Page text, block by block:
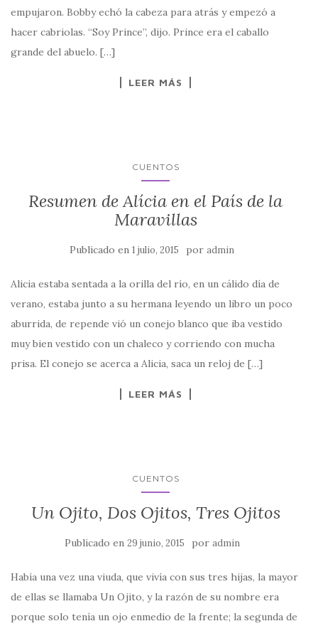
empujaron. Bobby echó la cabeza para atrás y empezó a
hacer cabriolas. “Soy Prince”, dijo. Prince era el caballo
grande del abuelo. […]
LEER MÁS
CUENTOS
Resumen de Alícia en el País de la
Maravillas
Publicado en 1 julio, 2015 por admin
Alicia estaba sentada a la orilla del río, en un cálido día de
verano, estaba junto a su hermana leyendo un libro un poco
aburrida, de repende vió un conejo blanco que iba vestido
muy bien vestido con un chaleco y corriendo con mucha
prisa. El conejo se acerca a Alicia, saca un reloj de […]
LEER MÁS
CUENTOS
Un Ojito, Dos Ojitos, Tres Ojitos
Publicado en 29 junio, 2015 por admin
Había una vez una viuda, que vivía con sus tres hijas, la mayor
de ellas se llamaba Un Ojito, y la razón de su nombre era
porque solo tenía un ojo enmedio de la frente; la segunda de